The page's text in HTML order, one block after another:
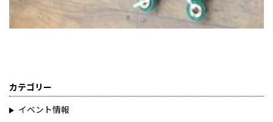
カテゴリー
イベント情報